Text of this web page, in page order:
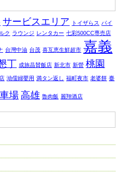
サービスエリア トイザらス パイ
ク ラウンジ レンタカー 七彩500CC専売店
台灣中油 台茂 喜互恵生鮮超市 嘉義
丁 成旅晶賛飯店 新北市 新營 桃園
泑儒婦嬰用 満タン返し 福町夜市 老婆餅 臺
場 高雄 魯肉飯 麗翔酒店